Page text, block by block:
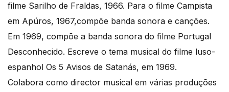
filme Sarilho de Fraldas, 1966. Para o filme Campista
em Apúros, 1967,compõe banda sonora e canções.
Em 1969, compõe a banda sonora do filme Portugal
Desconhecido. Escreve o tema musical do filme luso-
espanhol Os 5 Avisos de Satanás, em 1969.
Colabora como director musical em várias produções